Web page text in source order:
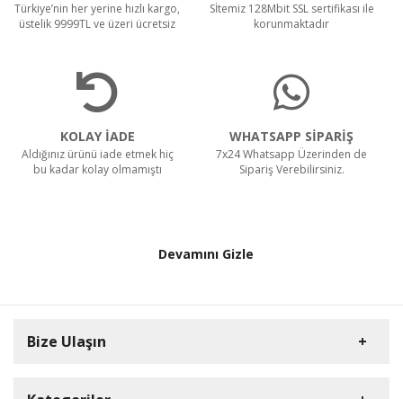
Türkiye’nin her yerine hızlı kargo,
üstelik 9999TL ve üzeri ücretsiz
Sİtemiz 128Mbit SSL sertifikası ile
korunmaktadır
KOLAY İADE
Aldığınız ürünü iade etmek hiç
bu kadar kolay olmamıştı
WHATSAPP SİPARİŞ
7x24 Whatsapp Üzerinden de
Sipariş Verebilirsiniz.
Devamını Gizle
Bize Ulaşın